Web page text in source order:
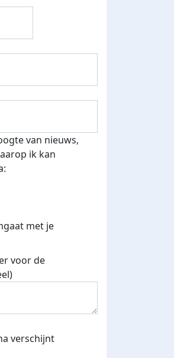
t-shirt
van nieuws,
ik kan
met je
voor de
verschijnt